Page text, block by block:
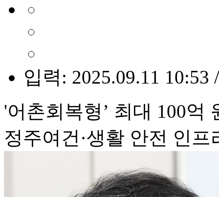
입력: 2025.09.11 10:53
'어촌회복형’ 최대 100억
정주여건·생활 안전 인프